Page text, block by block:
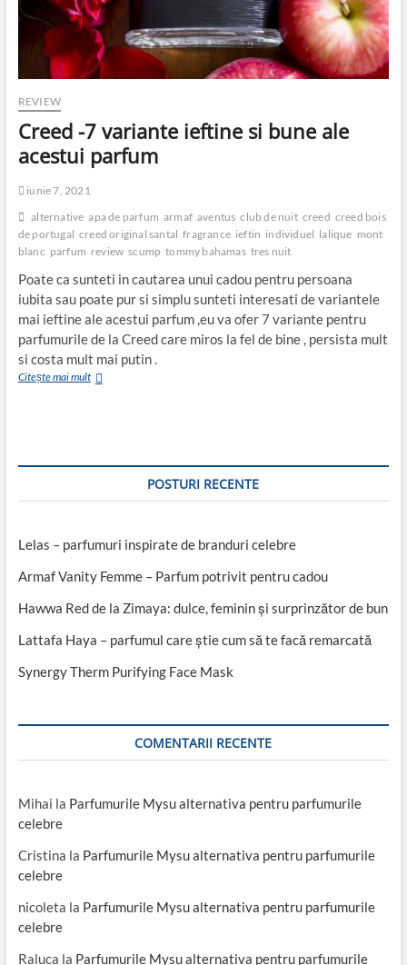
REVIEW
Creed -7 variante ieftine si bune ale
acestui parfum
iunie 7, 2021
alternative apa de parfum armaf aventus club de nuit creed creed bois
de portugal creed original santal fragrance ieftin individuel lalique mont
blanc parfum review scump tommy bahamas tres nuit
Poate ca sunteti in cautarea unui cadou pentru persoana
iubita sau poate pur si simplu sunteti interesati de variantele
mai ieftine ale acestui parfum ,eu va ofer 7 variante pentru
parfumurile de la Creed care miros la fel de bine , persista mult
si costa mult mai putin .
Citește mai multCreed
POSTURI RECENTE
Lelas – parfumuri inspirate de branduri celebre
Armaf Vanity Femme – Parfum potrivit pentru cadou
Hawwa Red de la Zimaya: dulce, feminin și surprinzător de bun
Lattafa Haya – parfumul care știe cum să te facă remarcată
Synergy Therm Purifying Face Mask
COMENTARII RECENTE
Mihai la Parfumurile Mysu alternativa pentru parfumurile
celebre
Cristina la Parfumurile Mysu alternativa pentru parfumurile
celebre
nicoleta la Parfumurile Mysu alternativa pentru parfumurile
celebre
Raluca la Parfumurile Mysu alternativa pentru parfumurile